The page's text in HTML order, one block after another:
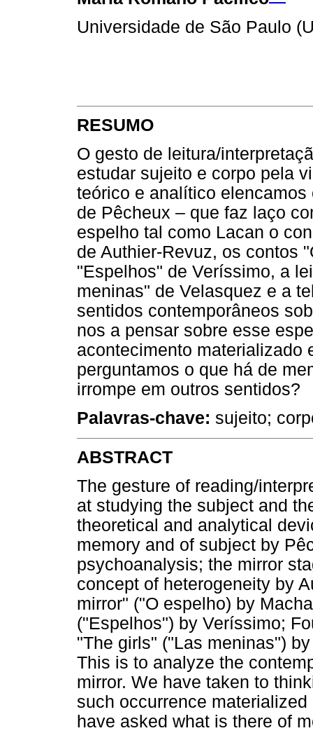
Universidade de São Paulo
RESUMO
O gesto de leitura/
estudar sujeito e corpo pela
teórico e analítico
de Pêcheux – que faz laço
espelho tal como Lacan o
de Authier-Revuz, os contos
"Espelhos" de Veríssimo, a
meninas" de Velasquez e a
sentidos contemporâneos
nos a pensar sobre esse
acontecimento materializado
perguntamos o que há de
irrompe em outros sentidos?
Palavras-chave: sujeito;
ABSTRACT
The gesture of reading/
at studying the subject and
theoretical and analytical
memory and of subject by
psychoanalysis; the mirror
concept of heterogeneity by
mirror" ("O espelho) by
("Espelhos") by Veríssimo;
"The girls" ("Las meninas")
This is to analyze the
mirror. We have taken to
such occurrence
have asked what is there of